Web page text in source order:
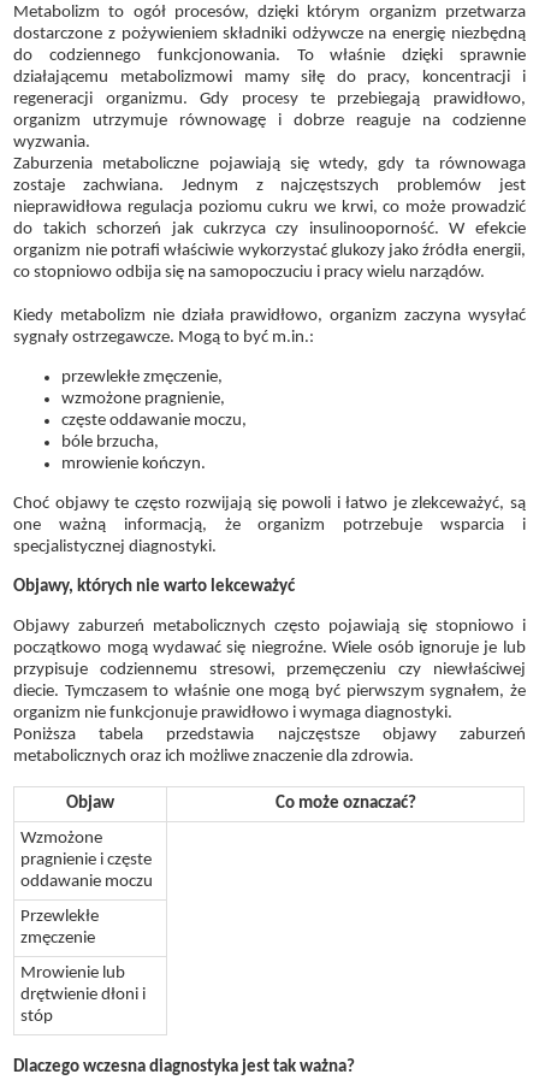
Metabolizm to ogół procesów, dzięki którym organizm przetwarza
dostarczone z pożywieniem składniki odżywcze na energię niezbędną
do codziennego funkcjonowania. To właśnie dzięki sprawnie
działającemu metabolizmowi mamy siłę do pracy, koncentracji i
regeneracji organizmu. Gdy procesy te przebiegają prawidłowo,
organizm utrzymuje równowagę i dobrze reaguje na codzienne
wyzwania.
Zaburzenia metaboliczne pojawiają się wtedy, gdy ta równowaga
zostaje zachwiana. Jednym z najczęstszych problemów jest
nieprawidłowa regulacja poziomu cukru we krwi, co może prowadzić
do takich schorzeń jak cukrzyca czy insulinooporność. W efekcie
organizm nie potrafi właściwie wykorzystać glukozy jako źródła energii,
co stopniowo odbija się na samopoczuciu i pracy wielu narządów.
Kiedy metabolizm nie działa prawidłowo, organizm zaczyna wysyłać
sygnały ostrzegawcze. Mogą to być m.in.:
przewlekłe zmęczenie,
wzmożone pragnienie,
częste oddawanie moczu,
bóle brzucha,
mrowienie kończyn.
Choć objawy te często rozwijają się powoli i łatwo je zlekceważyć, są
one ważną informacją, że organizm potrzebuje wsparcia i
specjalistycznej diagnostyki.
Objawy, których nie warto lekceważyć
Objawy zaburzeń metabolicznych często pojawiają się stopniowo i
początkowo mogą wydawać się niegroźne. Wiele osób ignoruje je lub
przypisuje codziennemu stresowi, przemęczeniu czy niewłaściwej
diecie. Tymczasem to właśnie one mogą być pierwszym sygnałem, że
organizm nie funkcjonuje prawidłowo i wymaga diagnostyki.
Poniższa tabela przedstawia najczęstsze objawy zaburzeń
metabolicznych oraz ich możliwe znaczenie dla zdrowia.
Objaw
Co może oznaczać?
Wzmożone
pragnienie i częste
oddawanie moczu
Przewlekłe
zmęczenie
Mrowienie lub
drętwienie dłoni i
stóp
Dlaczego wczesna diagnostyka jest tak ważna?